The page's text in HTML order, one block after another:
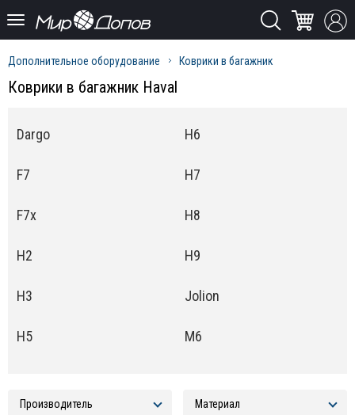
Дополнительное оборудование Коврики в багажник
Коврики в багажник Haval
Dargo
F7
F7x
H2
H3
H5
H6
H7
H8
H9
Jolion
M6